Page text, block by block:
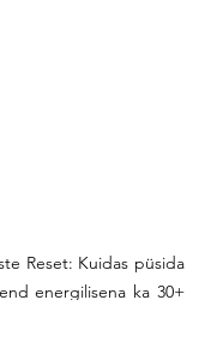
Reset: Kuidas püsida
energilisena ka 30+